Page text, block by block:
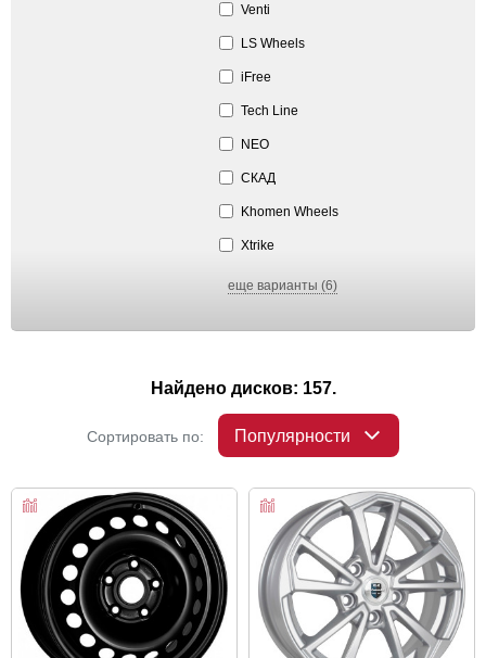
Venti
LS Wheels
iFree
Tech Line
NEO
СКАД
Khomen Wheels
Xtrike
еще варианты (6)
Найдено дисков: 157.
Сортировать по: Популярности